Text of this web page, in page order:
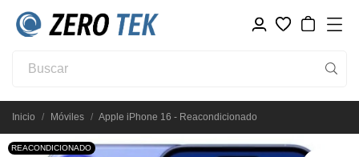
Inicio Móviles Apple iPhone 16 - Reacondicionado
REACONDICIONADO